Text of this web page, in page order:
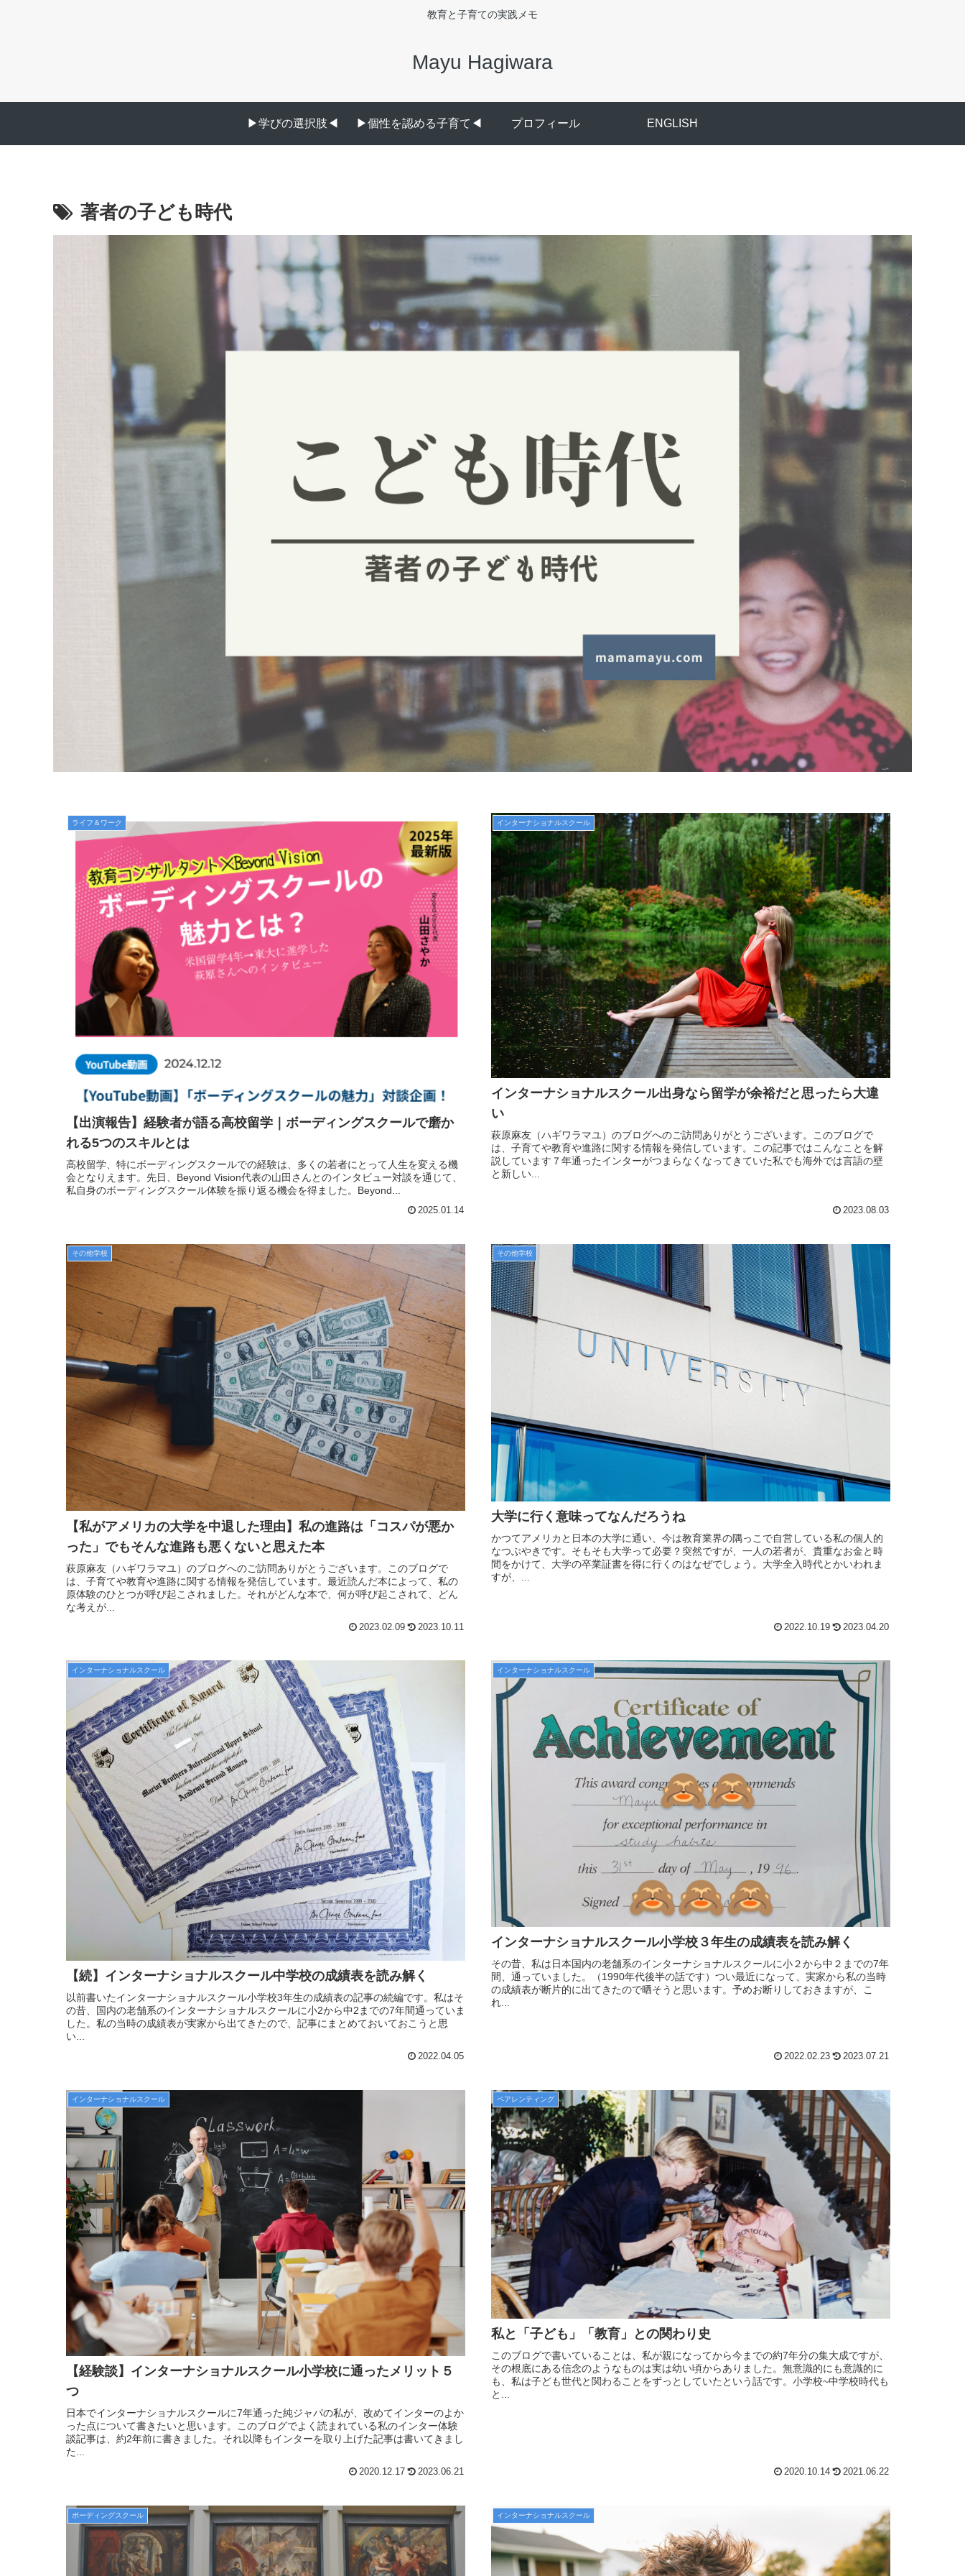
教育と子育ての実践メモ
Mayu Hagiwara
▶︎学びの選択肢◀︎ ▶︎個性を認める子育て◀︎ プロフィール ENGLISH
著者の子ども時代
ライフ＆ワーク
【出演報告】経験者が語る高校留学｜ボーディングスクールで磨か
れる5つのスキルとは
高校留学、特にボーディングスクールでの経験は、多くの若者にとって人生を変える機
会となりえます。先日、Beyond Vision代表の山田さんとのインタビュー対談を通じて、
私自身のボーディングスクール体験を振り返る機会を得ました。Beyond...
2025.01.14
インターナショナルスクール
インターナショナルスクール出身なら留学が余裕だと思ったら大違
い
萩原麻友（ハギワラマユ）のブログへのご訪問ありがとうございます。このブログで
は、子育てや教育や進路に関する情報を発信しています。この記事ではこんなことを解
説しています７年通ったインターがつまらなくなってきていた私でも海外では言語の壁
と新しい...
2023.08.03
その他学校
【私がアメリカの大学を中退した理由】私の進路は「コスパが悪か
った」でもそんな進路も悪くないと思えた本
萩原麻友（ハギワラマユ）のブログへのご訪問ありがとうございます。このブログで
は、子育てや教育や進路に関する情報を発信しています。最近読んだ本によって、私の
原体験のひとつが呼び起こされました。それがどんな本で、何が呼び起こされて、どん
な考えが...
2023.02.09 2023.10.11
その他学校
大学に行く意味ってなんだろうね
かつてアメリカと日本の大学に通い、今は教育業界の隅っこで自営している私の個人的
なつぶやきです。そもそも大学って必要？突然ですが、一人の若者が、貴重なお金と時
間をかけて、大学の卒業証書を得に行くのはなぜでしょう。大学全入時代とかいわれま
すが、...
2022.10.19 2023.04.20
インターナショナルスクール
【続】インターナショナルスクール中学校の成績表を読み解く
以前書いたインターナショナルスクール小学校3年生の成績表の記事の続編です。私はそ
の昔、国内の老舗系のインターナショナルスクールに小2から中2までの7年間通っていま
した。私の当時の成績表が実家から出てきたので、記事にまとめておいておこうと思
い...
2022.04.05
インターナショナルスクール
インターナショナルスクール小学校３年生の成績表を読み解く
その昔、私は日本国内の老舗系のインターナショナルスクールに小２から中２までの7年
間、通っていました。（1990年代後半の話です）つい最近になって、実家から私の当時
の成績表が断片的に出てきたので晒そうと思います。予めお断りしておきますが、こ
れ...
2022.02.23 2023.07.21
インターナショナルスクール
【経験談】インターナショナルスクール小学校に通ったメリット５
つ
日本でインターナショナルスクールに7年通った純ジャパの私が、改めてインターのよか
った点について書きたいと思います。このブログでよく読まれている私のインター体験
談記事は、約2年前に書きました。それ以降もインターを取り上げた記事は書いてきまし
た...
2020.12.17 2023.06.21
ペアレンティング
私と「子ども」「教育」との関わり史
このブログで書いていることは、私が親になってから今までの約7年分の集大成ですが、
その根底にある信念のようなものは実は幼い頃からありました。無意識的にも意識的に
も、私は子ども世代と関わることをずっとしていたという話です。小学校~中学校時代も
と...
2020.10.14 2021.06.22
ボーディングスクール インターナショナルスクール